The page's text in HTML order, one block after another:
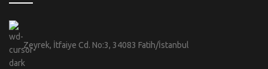
Zeyrek, İtfaiye Cd. No:3, 34083 Fatih/İstanbul